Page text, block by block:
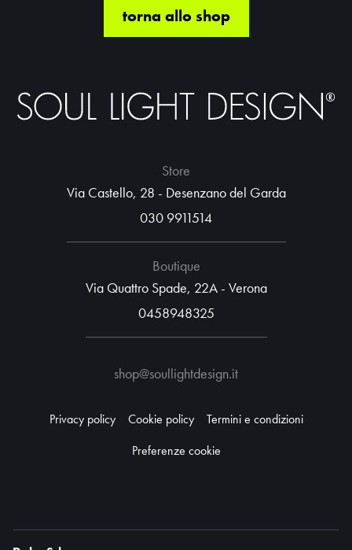
torna allo shop
Store
Via Castello, 28 - Desenzano del Garda
030 9911514
Boutique
Via Quattro Spade, 22A - Verona
0458948325
shop@soullightdesign.it
Privacy policy Cookie policy
Termini e condizioni
Preferenze cookie